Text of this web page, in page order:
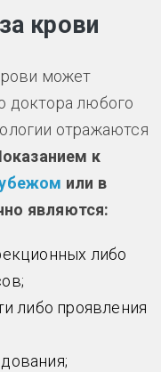
крови
может
доктора любого
отражаются
к
или в
являются:
либо
либо проявления